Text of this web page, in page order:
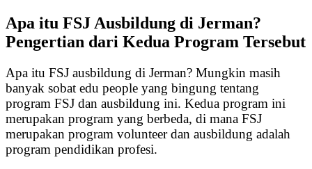
Apa itu FSJ Ausbildung di Jerman?
Pengertian dari Kedua Program Tersebut
Apa itu FSJ ausbildung di Jerman? Mungkin masih
banyak sobat edu people yang bingung tentang
program FSJ dan ausbildung ini. Kedua program ini
merupakan program yang berbeda, di mana FSJ
merupakan program volunteer dan ausbildung adalah
program pendidikan profesi.